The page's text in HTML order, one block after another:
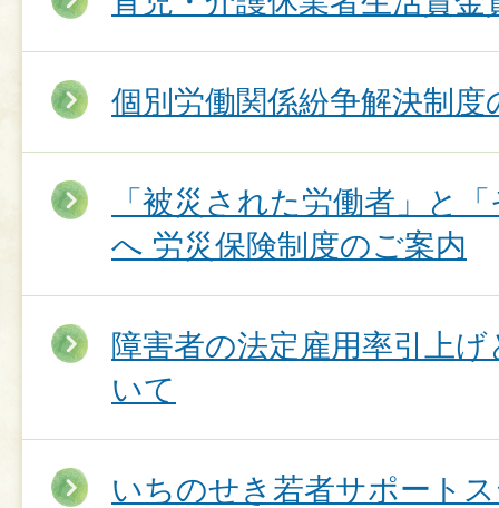
個別労働関係紛争解決制度
「被災された労働者」と
へ 労災保険制度のご案内
障害者の法定雇用率引上
いて
いちのせき若者サポート